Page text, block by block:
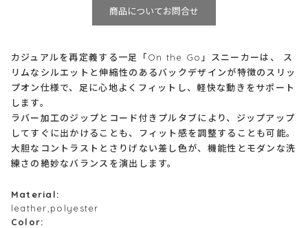
商品についてお問合せ
カジュアルを再定義する一足「On the Go」スニーカーは、 ス
リムなシルエットと伸縮性のあるバックデザインが特徴のスリッ
プオン仕様で、足に心地よくフィットし、軽快な動きをサポート
します。
ラバー加工のジップとコード付きプルタブにより、ジップアップ
してすぐに出かけることも、フィット感を調整することも可能。
大胆なコントラストとさりげない差し色が、機能性とモダンな洗
練さの絶妙なバランスを演出します。
Material:
leather,polyester
Color: